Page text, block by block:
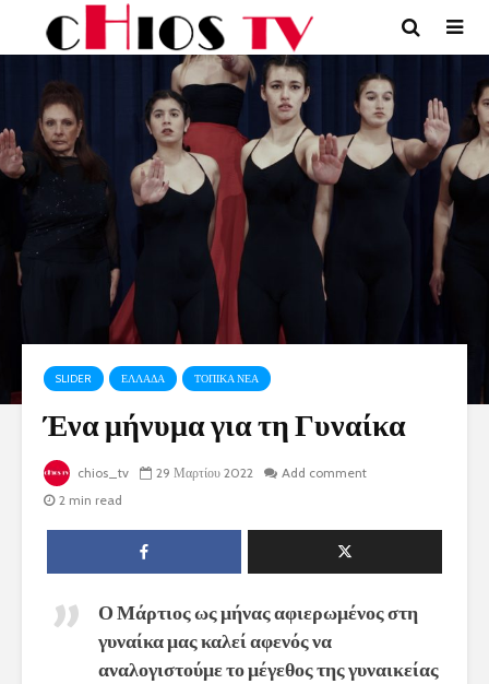
SLIDER ΕΛΛΑΔΑ ΤΟΠΙΚΑ ΝΕΑ
Ένα μήνυμα για τη Γυναίκα
chios_tv 29 Μαρτίου 2022
Add comment
2 min read
Ο Μάρτιος ως μήνας αφιερωμένος στη
γυναίκα μας καλεί αφενός να
αναλογιστούμε το μέγεθος της γυναικείας